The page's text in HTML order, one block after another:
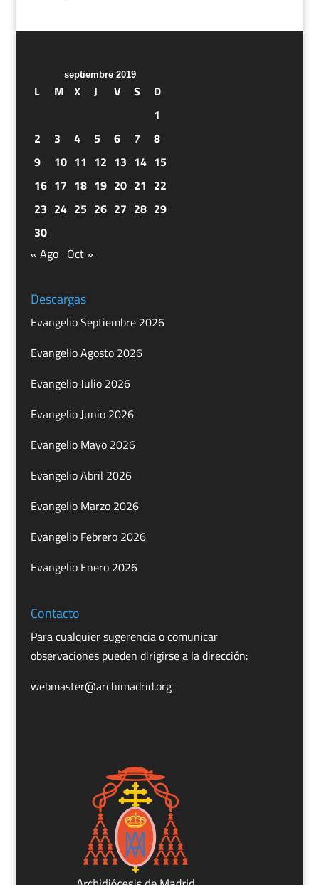
septiembre 2019
L M X J V S
D
1
2
3 4 5 6 7
8
9
10 11 12 13 14 15
16 17 18 19 20 21 22
23 24 25 26 27 28 29
30
« Ago Oct »
Descargas
Evangelio Septiembre 2026
Evangelio Agosto 2026
Evangelio Julio 2026
Evangelio Junio 2026
Evangelio Mayo 2026
Evangelio Abril 2026
Evangelio Marzo 2026
Evangelio Febrero 2026
Evangelio Enero 2026
Contacto
Para cualquier sugerencia o comunicar
observaciones pueden dirigirse a la dirección:
webmaster@archimadrid.org